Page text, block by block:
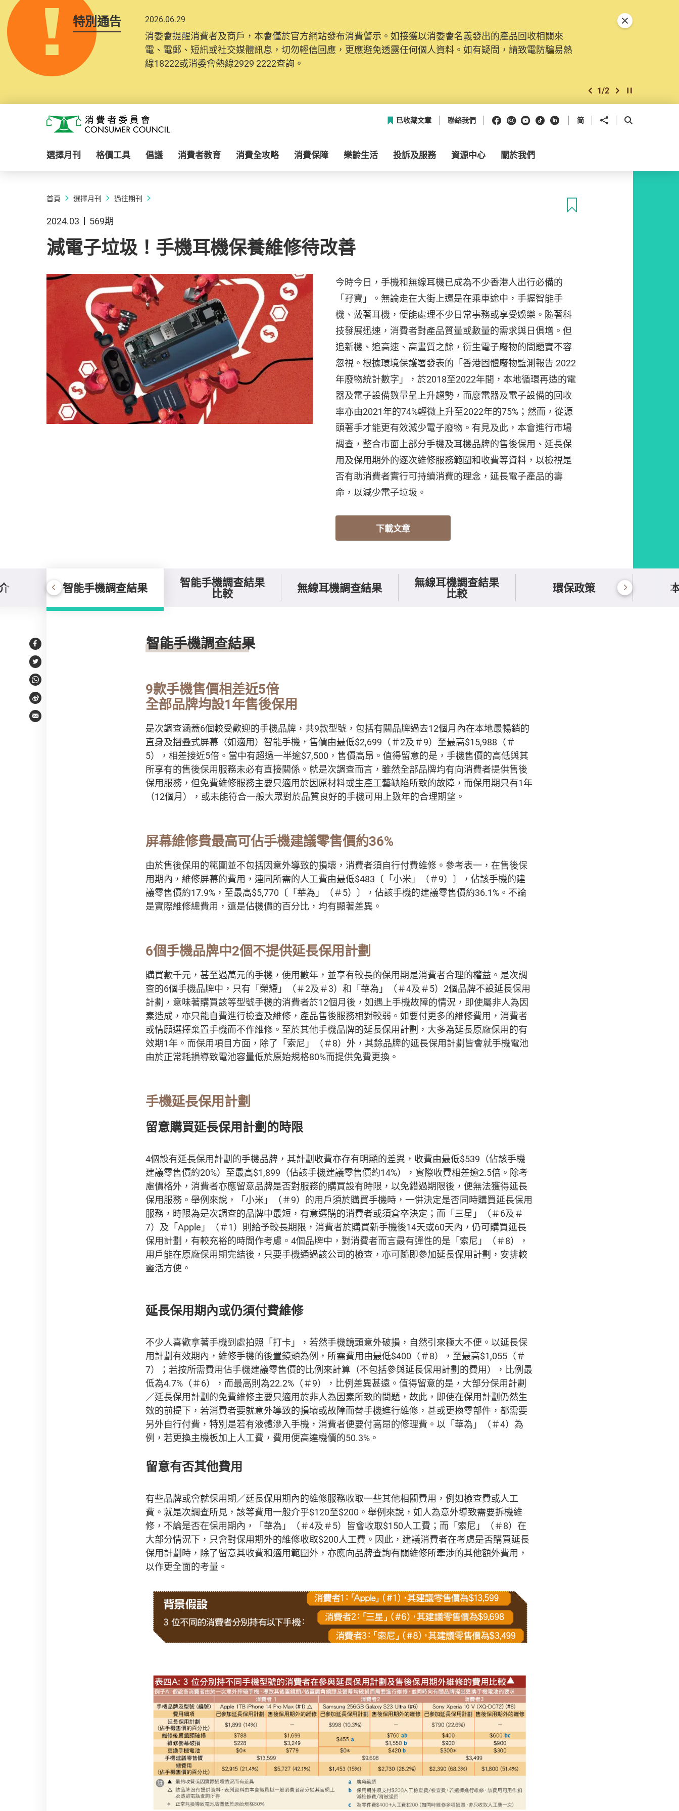
特別通告 2026.06.29
消委會提醒消費者及商戶，本會僅於官方網站發布消費警示。如接獲以消委會名義發出的產品回收相關來
電、電郵、短訊或社交媒體訊息，切勿輕信回應，更應避免透露任何個人資料。如有疑問，請致電防騙易熱
線18222或消委會熱線2929 2222查詢。
上一個
1/2 下一個開始/暫停幻燈
關閉特別通告
消費者委員會
已收藏文章 聯絡我們 Facebook
Instagram
Youtube
抖音領英 简 分享到 開啟搜尋框
選擇月刊 格價工具 倡議 消費者教育 消費全攻略 消費保障 樂齡生活 投訴及服務 資源中心 關於我們
首頁 選擇月刊 過往期刊
2024.03 569期
減電子垃圾！手機耳機保養維修待改善
今時今日，手機和無線耳機已成為不少香港人出行必備的
「孖寶」。無論走在大街上還是在乘車途中，手握智能手
機、戴著耳機，便能處理不少日常事務或享受娛樂。隨著科
技發展迅速，消費者對產品質量或數量的需求與日俱增。但
追新機、追高速、高畫質之餘，衍生電子廢物的問題實不容
忽視。根據環境保護署發表的「香港固體廢物監測報告 2022
年廢物統計數字」，於2018至2022年間，本地循環再造的電
器及電子設備數量呈上升趨勢，而廢電器及電子設備的回收
率亦由2021年的74%輕微上升至2022年的75%；然而，從源
頭著手才能更有效減少電子廢物。有見及此，本會進行市場
調查，整合市面上部分手機及耳機品牌的售後保用、延長保
用及保用期外的逐次維修服務範圍和收費等資料，以檢視是
否有助消費者實行可持續消費的理念，延長電子產品的壽
命，以減少電子垃圾。
下載文章
智能手機調查結果 智能手機調查結果
比較 無線耳機調查結果 無線耳機調查結果
比較 環保政策
Facebook
Twitter
WhatsApp
Weibo
Email
智能手機調查結果
智能手機調查結果
9款手機售價相差近5倍
全部品牌均設1年售後保用
是次調查涵蓋6個較受歡迎的手機品牌，共9款型號，包括有關品牌過去12個月內在本地最暢銷的
直身及摺疊式屏幕（如適用）智能手機，售價由最低$2,699（＃2及＃9）至最高$15,988（＃
5），相差接近5倍。當中有超過一半逾$7,500，售價高昂。值得留意的是，手機售價的高低與其
所享有的售後保用服務未必有直接關係。就是次調查而言，雖然全部品牌均有向消費者提供售後
保用服務，但免費維修服務主要只適用於因原材料或生產工藝缺陷所致的故障，而保用期只有1年
（12個月），或未能符合一般大眾對於品質良好的手機可用上數年的合理期望。
屏幕維修費最高可佔手機建議零售價約36%
由於售後保用的範圍並不包括因意外導致的損壞，消費者須自行付費維修。參考表一，在售後保
用期內，維修屏幕的費用，連同所需的人工費由最低$483〔「小米」（＃9）〕，佔該手機的建
議零售價約17.9%，至最高$5,770〔「華為」（＃5）〕，佔該手機的建議零售價約36.1%。不論
是實際維修總費用，還是佔機價的百分比，均有顯著差異。
6個手機品牌中2個不提供延長保用計劃
購買數千元，甚至過萬元的手機，使用數年，並享有較長的保用期是消費者合理的權益。是次調
查的6個手機品牌中，只有「榮耀」（＃2及＃3）和「華為」（＃4及＃5）2個品牌不設延長保用
計劃，意味著購買該等型號手機的消費者於12個月後，如遇上手機故障的情況，即使屬非人為因
素造成，亦只能自費進行檢查及維修，產品售後服務相對較弱。如要付更多的維修費用，消費者
或情願選擇棄置手機而不作維修。至於其他手機品牌的延長保用計劃，大多為延長原廠保用的有
效期1年。而保用項目方面，除了「索尼」（＃8）外，其餘品牌的延長保用計劃皆會就手機電池
由於正常耗損導致電池容量低於原始規格80%而提供免費更換。
手機延長保用計劃
留意購買延長保用計劃的時限
4個設有延長保用計劃的手機品牌，其計劃收費亦存有明顯的差異，收費由最低$539（佔該手機
建議零售價約20%）至最高$1,899（佔該手機建議零售價約14%），實際收費相差逾2.5倍。除考
慮價格外，消費者亦應留意品牌是否對服務的購買設有時限，以免錯過期限後，便無法獲得延長
保用服務。舉例來說，「小米」（＃9）的用戶須於購買手機時，一併決定是否同時購買延長保用
服務，時限為是次調查的品牌中最短，有意選購的消費者或須倉卒決定；而「三星」（＃6及＃
7）及「Apple」（＃1）則給予較長期限，消費者於購買新手機後14天或60天內，仍可購買延長
保用計劃，有較充裕的時間作考慮。4個品牌中，對消費者而言最有彈性的是「索尼」（＃8），
用戶能在原廠保用期完結後，只要手機通過該公司的檢查，亦可隨即參加延長保用計劃，安排較
靈活方便。
延長保用期內或仍須付費維修
不少人喜歡拿著手機到處拍照「打卡」，若然手機鏡頭意外破損，自然引來極大不便。以延長保
用計劃有效期內，維修手機的後置鏡頭為例，所需費用由最低$400（＃8），至最高$1,055（＃
7）；若按所需費用佔手機建議零售價的比例來計算（不包括參與延長保用計劃的費用），比例最
低為4.7%（＃6），而最高則為22.2%（＃9），比例差異甚遠。值得留意的是，大部分保用計劃
／延長保用計劃的免費維修主要只適用於非人為因素所致的問題，故此，即使在保用計劃仍然生
效的前提下，若消費者要就意外導致的損壞或故障而替手機進行維修，甚或更換零部件，都需要
另外自行付費，特別是若有液體滲入手機，消費者便要付高昂的修理費。以「華為」（＃4）為
例，若更換主機板加上人工費，費用便高達機價的50.3%。
留意有否其他費用
有些品牌或會就保用期／廷長保用期內的維修服務收取一些其他相關費用，例如檢查費或人工
費。就是次調查所見，該等費用一般介乎$120至$200。舉例來說，如人為意外導致需要拆機維
修，不論是否在保用期內，「華為」（＃4及＃5）皆會收取$150人工費；而「索尼」（＃8）在
大部分情況下，只會對保用期外的維修收取$200人工費。因此，建議消費者在考慮是否購買延長
保用計劃時，除了留意其收費和適用範圍外，亦應向品牌查詢有關維修所牽涉的其他額外費用，
以作更全面的考量。